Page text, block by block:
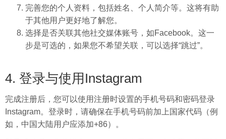
完善您的个人资料，包括姓名、个人简介等。这将有助
于其他用户更好地了解您。
选择是否关联其他社交媒体账号，如Facebook。这一
步是可选的，如果您不希望关联，可以选择“跳过”。
4. 登录与使用Instagram
完成注册后，您可以使用注册时设置的手机号码和密码登录
Instagram。登录时，请确保在手机号码前加上国家代码（例
如，中国大陆用户应添加+86）。